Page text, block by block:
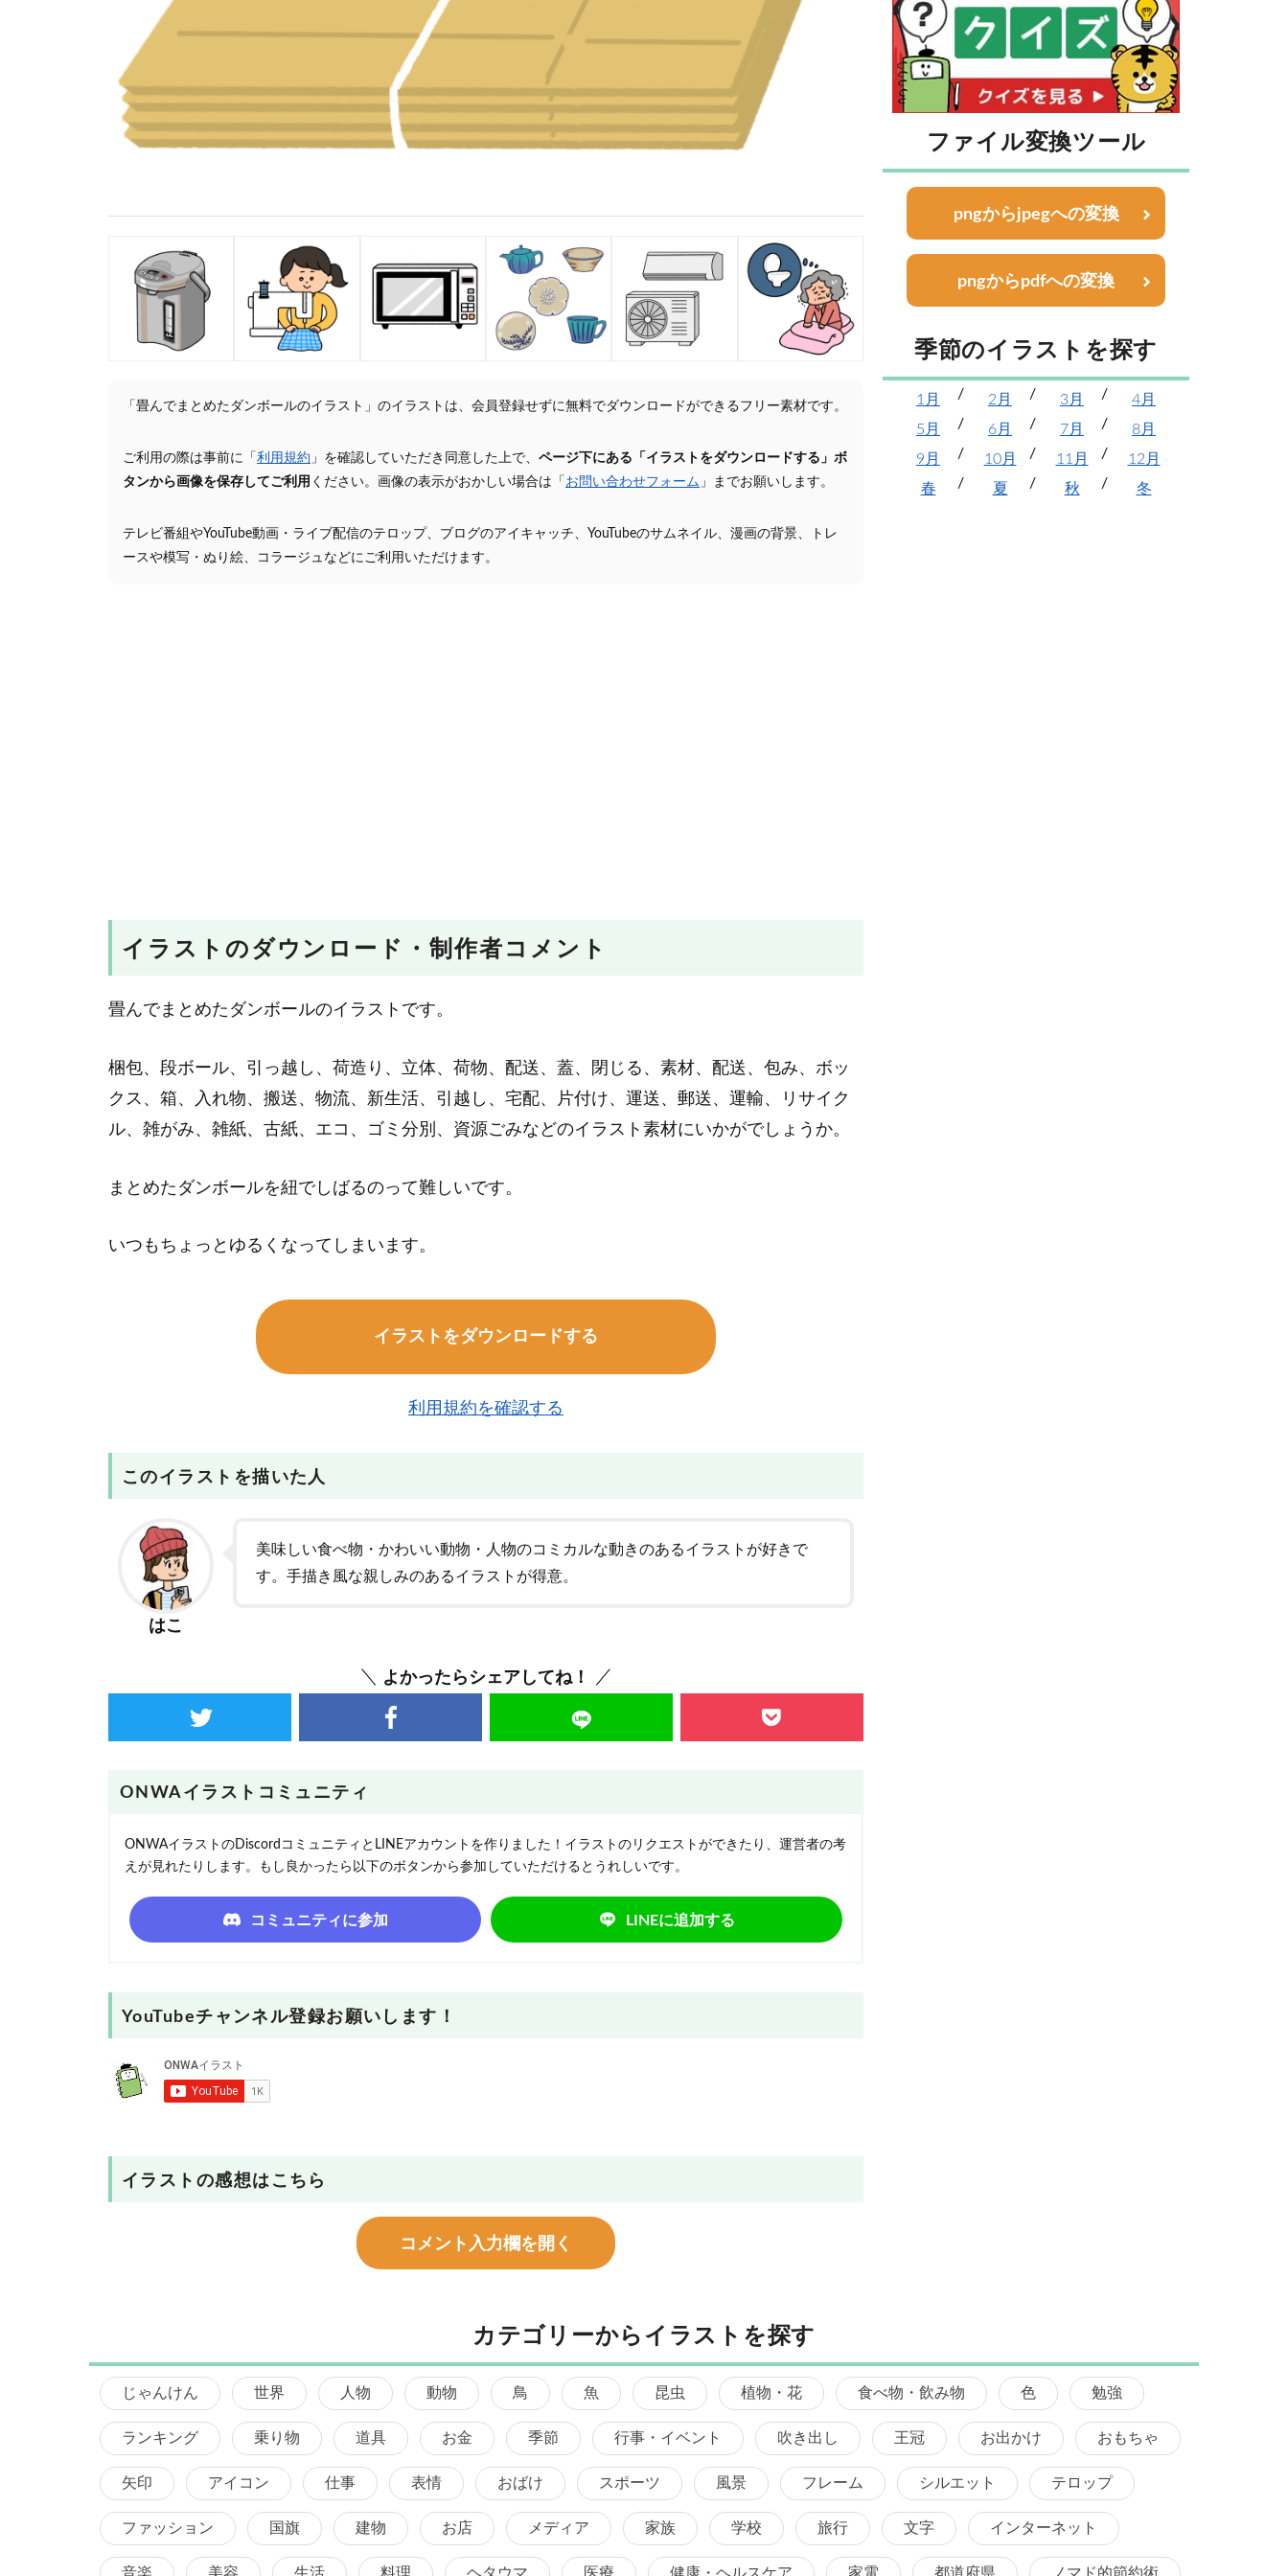
「畳んでまとめたダンボールのイラスト」のイラストは、会員登録せずに無料でダウンロードができるフリー素材です。
ご利用の際は事前に「 利用規約 」を確認していただき同意した上で、 ページ下にある「イラストをダウンロードする」ボ
タンから画像を保存してご利用 ください。画像の表示がおかしい場合は「 お問い合わせフォーム 」までお願いします。
テレビ番組やYouTube動画・ライブ配信のテロップ、ブログのアイキャッチ、YouTubeのサムネイル、漫画の背景、トレ
ースや模写・ぬり絵、コラージュなどにご利用いただけます。
イラストのダウンロード・制作者コメント
畳んでまとめたダンボールのイラストです。
梱包、段ボール、引っ越し、荷造り、立体、荷物、配送、蓋、閉じる、素材、配送、包み、ボッ
クス、箱、入れ物、搬送、物流、新生活、引越し、宅配、片付け、運送、郵送、運輸、リサイク
ル、雑がみ、雑紙、古紙、エコ、ゴミ分別、資源ごみなどのイラスト素材にいかがでしょうか。
まとめたダンボールを紐でしばるのって難しいです。
いつもちょっとゆるくなってしまいます。
イラストをダウンロードする
利用規約を確認する
このイラストを描いた人
はこ
美味しい食べ物・かわいい動物・人物のコミカルな動きのあるイラストが好きで
す。手描き風な親しみのあるイラストが得意。
よかったらシェアしてね！
ONWAイラストコミュニティ
ONWAイラストのDiscordコミュニティとLINEアカウントを作りました！イラストのリクエストができたり、運営者の考
えが見れたりします。もし良かったら以下のボタンから参加していただけるとうれしいです。
コミュニティに参加 LINEに追加する
YouTubeチャンネル登録お願いします！
イラストの感想はこちら
コメント入力欄を開く
ファイル変換ツール
pngからjpegへの変換
pngからpdfへの変換
季節のイラストを探す
1月 2月 3月
4月
5月
6月 7月
8月
9月
10月 11月
12月
春
夏 秋 冬
カテゴリーからイラストを探す
じゃんけん 世界 人物 動物 鳥 魚 昆虫 植物・花 食べ物・飲み物 色 勉強
ランキング 乗り物 道具 お金 季節 行事・イベント 吹き出し 王冠 お出かけ おもちゃ
矢印 アイコン 仕事 表情 おばけ スポーツ 風景 フレーム シルエット テロップ
ファッション 国旗 建物 お店 メディア 家族 学校 旅行 文字 インターネット